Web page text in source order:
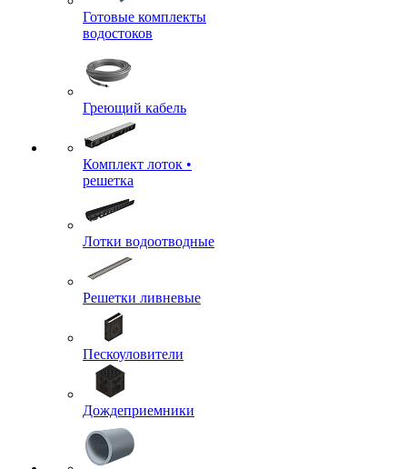
Готовые комплекты
водостоков
Греющий кабель
Комплект лоток •
решетка
Лотки водоотводные
Решетки ливневые
Пескоуловители
Дождеприемники